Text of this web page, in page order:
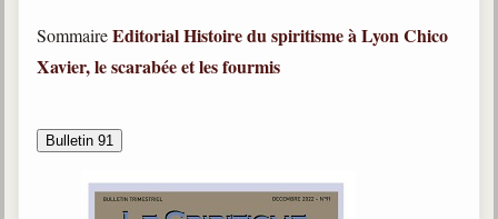
Maximes
Enregistrements
séance d'aide spirituelle
SommaireEditorialHistoire du spiritisme à LyonChico
Xavier, le scarabée et les fourmis
Bulletin 91